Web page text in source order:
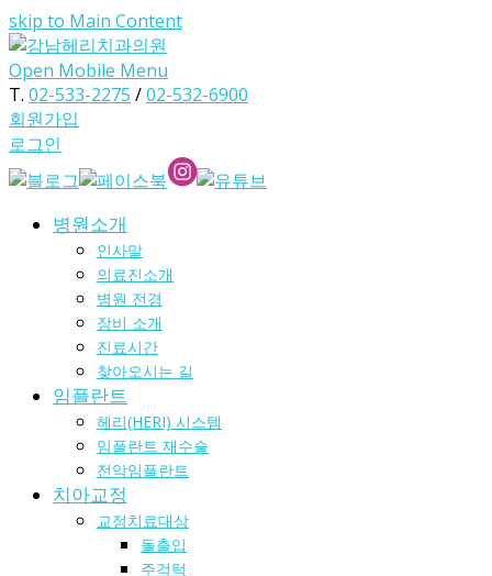
skip to Main Content
Open Mobile Menu
T. 02-533-2275 /02-532-6900
회원가입
로그인
병원소개
인사말
의료진소개
병원 전경
장비 소개
진료시간
찾아오시는 길
임플란트
헤리(HERI) 시스템
임플란트 재수술
전악임플란트
치아교정
교정치료대상
돌출입
주걱턱